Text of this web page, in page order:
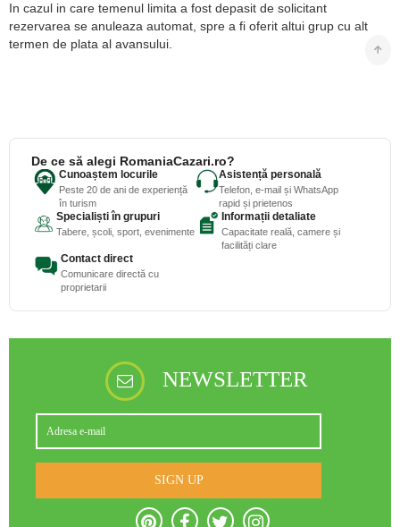
In cazul in care temenul limita a fost depasit de solicitant
rezervarea se anuleaza automat, spre a fi oferit altui grup cu alt
termen de plata al avansului.
De ce să alegi RomaniaCazari.ro?
Cunoaștem locurile
Peste 20 de ani de experiență
în turism
Asistență personală
Telefon, e-mail și WhatsApp
rapid și prietenos
Specialiști în grupuri
Tabere, școli, sport, evenimente
Informații detaliate
Capacitate reală, camere și
facilități clare
Contact direct
Comunicare directă cu
proprietarii
NEWSLETTER
SIGN UP